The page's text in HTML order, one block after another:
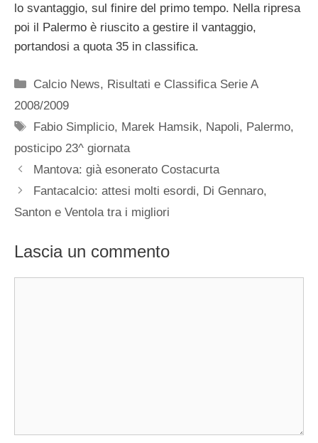
lo svantaggio, sul finire del primo tempo. Nella ripresa
poi il Palermo è riuscito a gestire il vantaggio,
portandosi a quota 35 in classifica.
Categorie
Calcio News, Risultati e Classifica Serie A
2008/2009
Tag
Fabio Simplicio, Marek Hamsik, Napoli, Palermo,
posticipo 23^ giornata
Mantova: già esonerato Costacurta
Fantacalcio: attesi molti esordi, Di Gennaro,
Santon e Ventola tra i migliori
Lascia un commento